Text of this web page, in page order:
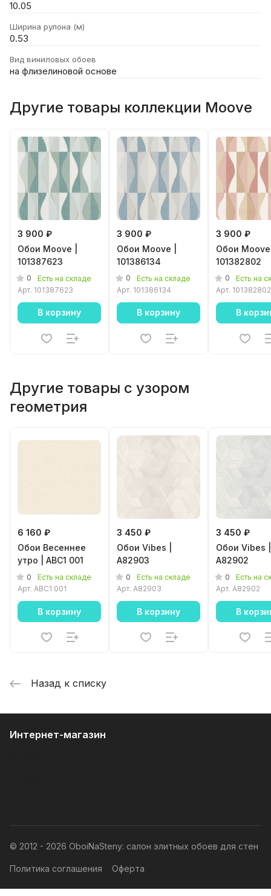
10.05
Ширина рулона (м)
0.53
Вид виниловых обоев
на флизелиновой основе
Другие товары коллекции Moove
3 900 ₽
Обои Moove |
101387623
0
Есть на складе
Арт. 101387623
В корзину
3 900 ₽
Обои Moove |
101386134
0
Есть на складе
Арт. 101386134
В корзину
3 900 ₽
Обои
101382802
0
Есть на
Арт. 101382802
В
Другие товары с узором
геометрия
6 160 ₽
Обои Весеннее
утро | ABC1 001
0
Есть на складе
Арт. ABC1 001
В корзину
3 450 ₽
Обои Vibes |
A82903
0
Есть на складе
Арт. A82903
В корзину
3 450 ₽
Обои Vibes |
A82902
0
Есть на
Арт. A82902
В
Назад к списку
Интернет-магазин
© 2012 - 2026 OboiNaSteny: салон элитных обоев для стен
Политика соглашения Оферта